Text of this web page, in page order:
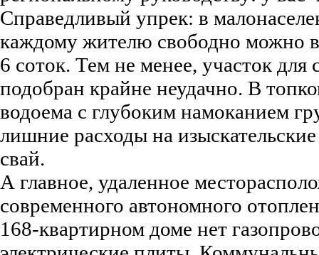
Справедливый упрек: в
каждому жителю свободно можно
6 соток. Тем не менее, участок для
подобран крайне неудачно. В
водоема с глубоким намоканием
лишние расходы на
свай.
А главное, удаленное
современного автономного
168-квартирном доме нет